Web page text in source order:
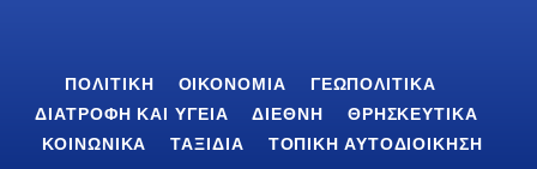
ΠΟΛΙΤΙΚΉ ΟΙΚΟΝΟΜΊΑ
ΓΕΩΠΟΛΙΤΙΚΆ
ΔΙΑΤΡΟΦΉ ΚΑΙ ΥΓΕΊΑ
ΔΙΕΘΝΉ
ΘΡΗΣΚΕΥΤΙΚΆ
ΚΟΙΝΩΝΙΚΆ
ΤΑΞΊΔΙΑ ΤΟΠΙΚΉ ΑΥΤΟΔΙΟΊΚΗΣΗ